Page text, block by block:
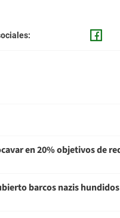
en 20% objetivos de
barcos nazis